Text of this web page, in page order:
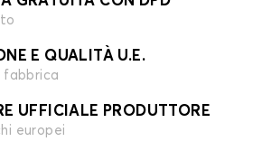
E QUALITÀ U.E.
fabbrica
UFFICIALE PRODUTTORE
europei